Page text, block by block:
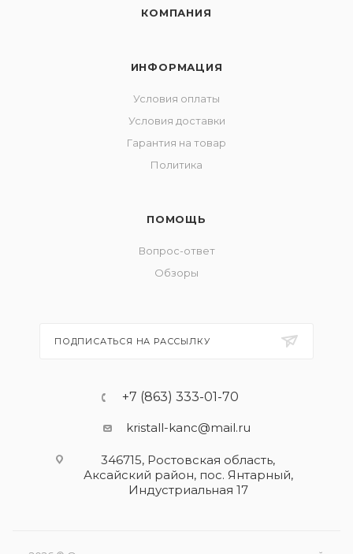
КОМПАНИЯ
ИНФОРМАЦИЯ
Условия оплаты
Условия доставки
Гарантия на товар
Политика
ПОМОЩЬ
Вопрос-ответ
Обзоры
ПОДПИСАТЬСЯ НА РАССЫЛКУ
+7 (863) 333-01-70
kristall-kanc@mail.ru
346715, Ростовская область​,
Аксайский район, пос. Янтарный,
Индустриальная 17